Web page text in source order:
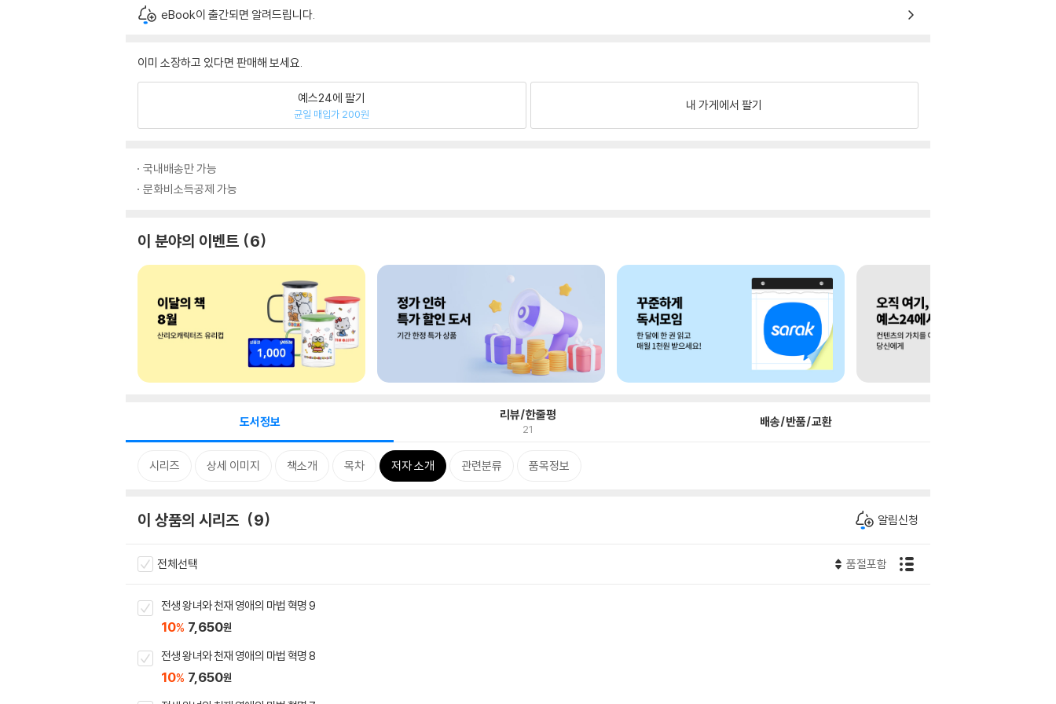
eBook이 출간되면 알려드립니다.
이미 소장하고 있다면 판매해 보세요.
예스24에 팔기
균일 매입가 200원
내 가게에서 팔기
국내배송만 가능
문화비소득공제 가능
이 분야의 이벤트 6
도서정보 리뷰/한줄평
21 배송/반품/교환
시리즈 상세 이미지 책소개 목차 저자 소개 관련분류 품목정보
이 상품의 시리즈 9 알림신청
전체선택 품절포함
전생 왕녀와 천재 영애의 마법 혁명 9
10% 7,650원
전생 왕녀와 천재 영애의 마법 혁명 8
10% 7,650원